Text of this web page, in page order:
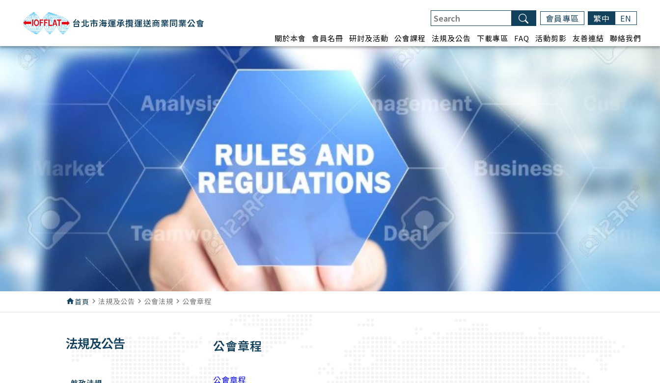
台北市海運承攬運送商業同業公會 會員專區 繁中 EN
關於本會 會員名冊 研討及活動 公會課程 法規及公告 下載專區 FAQ 活動剪影 友善連結 聯絡我們
home首頁 navigate_next法規及公告 navigate_next 公會法規 navigate_next 公會章程
法規及公告 公會章程
公會章程